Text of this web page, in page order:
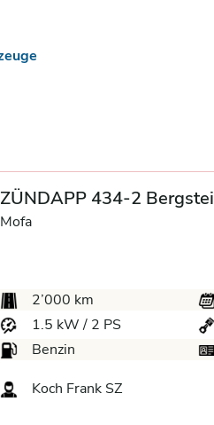
ZÜNDAPP 434-2
Mofa
2’000 km
1.5 kW / 2 PS
Benzin
Koch Frank SZ